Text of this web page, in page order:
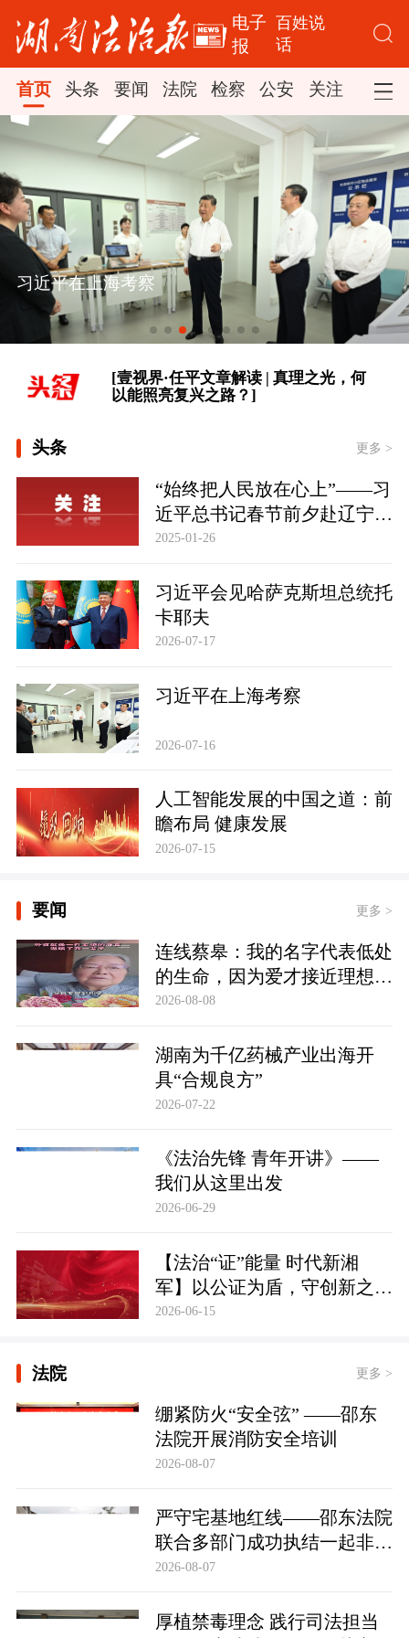
电子
报
百姓说
话
首页 头条 要闻 法院 检察 公安 关注 司法
习近平在上海考察
[新思想引领新征程丨丰收背后
的“稳”与“进”]
各美其美，美美与共
[壹视界·任平文章解读 | 真理之光，何
以能照亮复兴之路？]
各美其美，美美与共
头条 更多 >
“始终把人民放在心上”——习
近平总书记春节前夕赴辽宁看
望慰问基层干部群众纪实
2025-01-26
习近平会见哈萨克斯坦总统托
卡耶夫
2026-07-17
习近平在上海考察
2026-07-16
人工智能发展的中国之道：前
瞻布局 健康发展
2026-07-15
要闻 更多 >
连线蔡皋：我的名字代表低处
的生命，因为爱才接近理想的
高地
2026-08-08
湖南为千亿药械产业出海开
具“合规良方”
2026-07-22
《法治先锋 青年开讲》——
我们从这里出发
2026-06-29
【法治“证”能量 时代新湘
军】以公证为盾，守创新之魂
湖南青年公证人为知识产权保
2026-06-15
法院 更多 >
绷紧防火“安全弦” ——邵东
法院开展消防安全培训
2026-08-07
严守宅基地红线——邵东法院
联合多部门成功执结一起非法
占用宅基地行政处罚案
2026-08-07
厚植禁毒理念 践行司法担当